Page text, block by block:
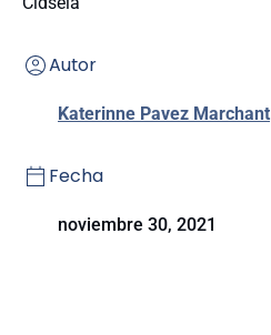
Autor
Katerinne Pavez Marchant
Fecha
noviembre 30, 2021